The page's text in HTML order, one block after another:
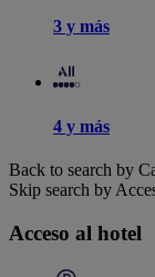
3 y más
4 y más
Back to search by
Skip search by
Acceso al hotel